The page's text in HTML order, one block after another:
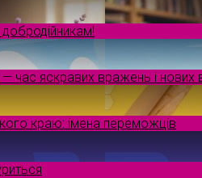
— час яскравих вражень і нових
краю: імена переможців